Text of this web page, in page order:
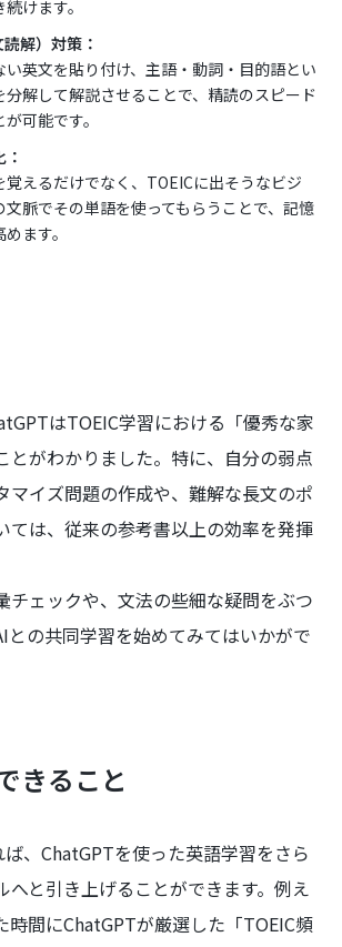
けます。
解）対策：
い英文を貼り付け、主語・動詞・目的語とい
分解して解説させることで、精読のスピード
可能です。
覚えるだけでなく、TOEICに出そうなビジ
文脈でその単語を使ってもらうことで、記憶
ます。
はTOEIC学習における「優秀な家
とがわかりました。特に、自分の弱点
マイズ問題の作成や、難解な長文のポ
ては、従来の参考書以上の効率を発揮
チェックや、文法の些細な疑問をぶつ
との共同学習を始めてみてはいかがで
きること
、ChatGPTを使った英語学習をさら
へと引き上げることができます。例え
時間にChatGPTが厳選した「TOEIC頻